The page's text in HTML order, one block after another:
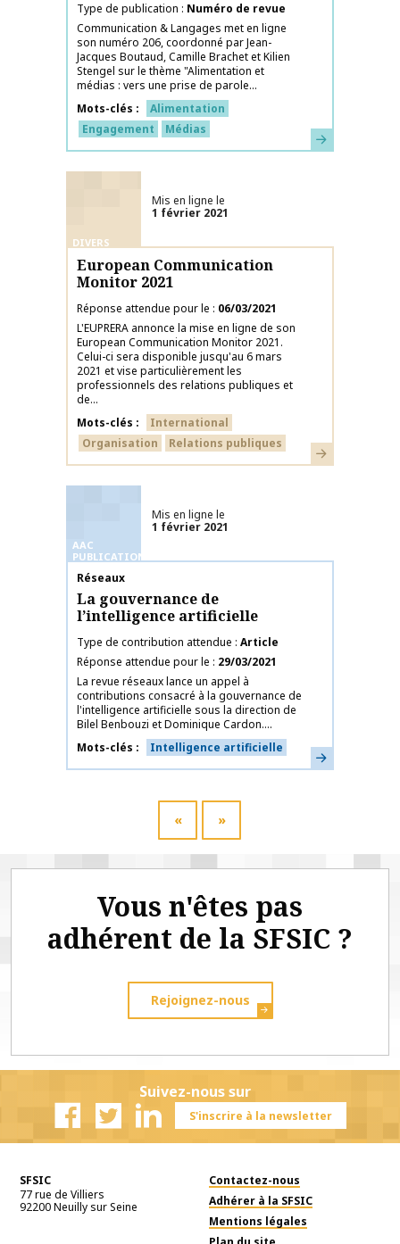
Type de publication
Numéro de revue
Communication & Langages met en ligne
son numéro 206, coordonné par Jean-
Jacques Boutaud, Camille Brachet et Kilien
Stengel sur le thème "Alimentation et
médias : vers une prise de parole...
Mots-clés
Alimentation
Engagement
Médias En savoir plus
DIVERS
Mis en ligne le
1 février 2021
European Communication
Monitor 2021
Réponse attendue pour le
06/03/2021
L'EUPRERA annonce la mise en ligne de son
European Communication Monitor 2021.
Celui-ci sera disponible jusqu'au 6 mars
2021 et vise particulièrement les
professionnels des relations publiques et
de...
Mots-clés
International
Organisation
Relations publiques En savoir plus
AAC
PUBLICATIONS
Mis en ligne le
1 février 2021
Nom de la publication
Réseaux
La gouvernance de
l’intelligence artificielle
Type de contribution attendue Article
Réponse attendue pour le
29/03/2021
La revue réseaux lance un appel à
contributions consacré à la gouvernance de
l'intelligence artificielle sous la direction de
Bilel Benbouzi et Dominique Cardon....
Mots-clés
Intelligence artificielle En savoir plus
« »
Vous n'êtes pas
adhérent de la SFSIC ?
Rejoignez-nous
Suivez-nous sur
S'inscrire à la newsletter
SFSIC
77 rue de Villiers
92200Neuilly sur Seine
Contactez-nous
Adhérer à la SFSIC
Mentions légales